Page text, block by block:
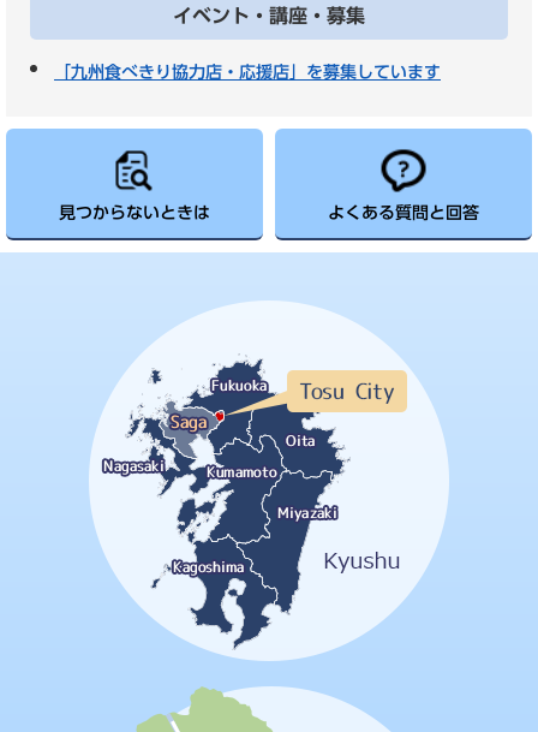
イベント・講座・募集
「九州食べきり協力店・応援店」を募集しています
見つからないときは よくある質問と回答